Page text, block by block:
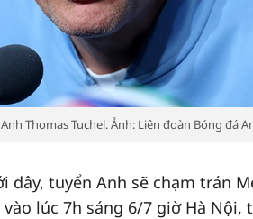
Thomas Tuchel. Ảnh: Liên đoàn Bóng đá
đây, tuyển Anh sẽ chạm trán
lúc 7h sáng 6/7 giờ Hà